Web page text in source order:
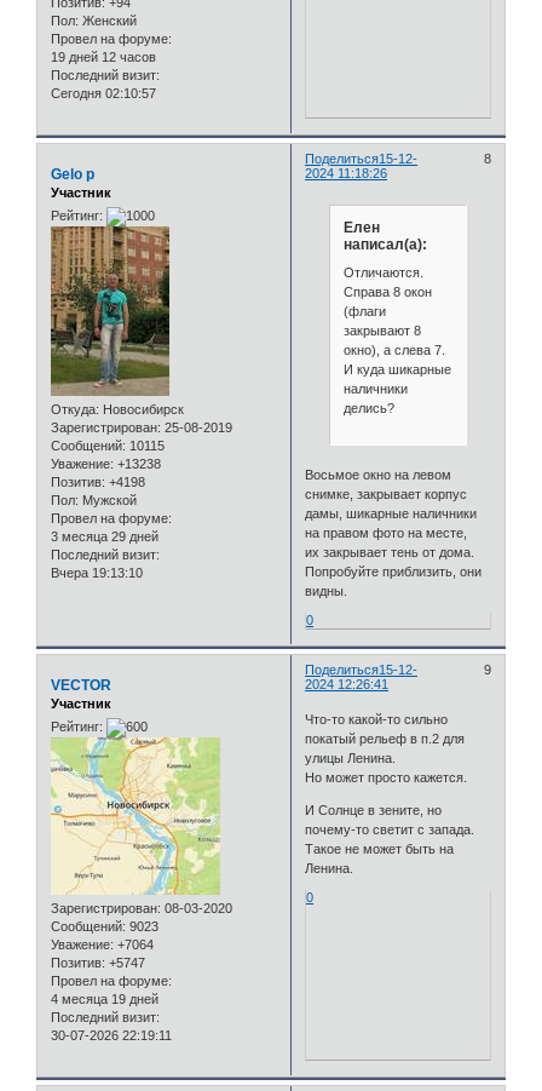
Пол: Женский
Провел на форуме:
19 дней 12 часов
Последний визит:
Сегодня 02:10:57
Поделиться 8
15-12-
2024 11:18:26
Gelo p
Участник
Рейтинг:
Откуда: Новосибирск
Зарегистрирован: 25-08-2019
Сообщений: 10115
Уважение: +13238
Позитив: +4198
Пол: Мужской
Провел на форуме:
3 месяца 29 дней
Последний визит:
Вчера 19:13:10
Елен
написал(а):
Отличаются.
Справа 8 окон
(флаги
закрывают 8
окно), а слева 7.
И куда шикарные
наличники
делись?
Восьмое окно на левом
снимке, закрывает корпус
дамы, шикарные наличники
на правом фото на месте,
их закрывает тень от дома.
Попробуйте приблизить, они
видны.
0
Поделиться 9
15-12-
2024 12:26:41
VECTOR
Участник
Рейтинг:
Зарегистрирован: 08-03-2020
Сообщений: 9023
Уважение: +7064
Позитив: +5747
Провел на форуме:
4 месяца 19 дней
Последний визит:
30-07-2026 22:19:11
Что-то какой-то сильно
покатый рельеф в п.2 для
улицы Ленина.
Но может просто кажется.
И Солнце в зените, но
почему-то светит с запада.
Такое не может быть на
Ленина.
0